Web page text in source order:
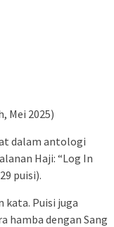
Mei 2025)
dalam antologi
Haji: “Log In
puisi).
kata. Puisi juga
hamba dengan Sang